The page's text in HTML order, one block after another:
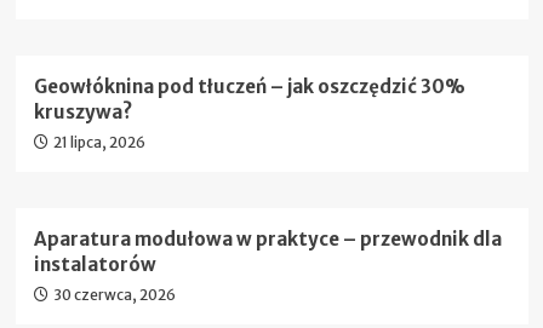
Geowłóknina pod tłuczeń – jak oszczędzić 30%
kruszywa?
21 lipca, 2026
Aparatura modułowa w praktyce – przewodnik dla
instalatorów
30 czerwca, 2026